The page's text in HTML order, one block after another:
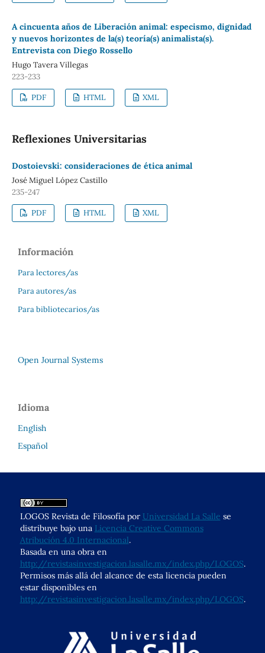
A cincuenta años de Liberación animal: especismo, dignidad
y nuevos horizontes de la(s) teoría(s) animalista(s).
Entrevista con Diego Rossello
Hugo Tavera Villegas
223-233
PDF HTML XML
Reflexiones Universitarias
Dostoievski: consideraciones de ética animal
José Miguel López Castillo
235-247
PDF HTML XML
Información
Para lectores/as
Para autores/as
Para bibliotecarios/as
Open Journal Systems
Idioma
English
Español
LOGOS Revista de Filosofía por Universidad La Salle se
distribuye bajo una Licencia Creative Commons
Atribución 4.0 Internacional.
Basada en una obra en
http://revistasinvestigacion.lasalle.mx/index.php/LOGOS.
Permisos más allá del alcance de esta licencia pueden
estar disponibles en
http://revistasinvestigacion.lasalle.mx/index.php/LOGOS.